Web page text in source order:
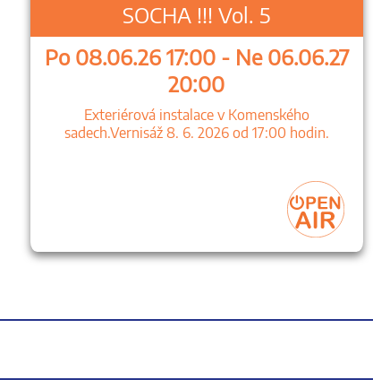
SOCHA !!! Vol. 5
Po 08.06.26 17:00 - Ne 06.06.27
20:00
Exteriérová instalace v Komenského
sadech.Vernisáž 8. 6. 2026 od 17:00 hodin.